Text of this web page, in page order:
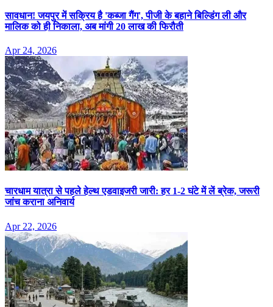
सावधान! जयपुर में सक्रिय है 'कब्जा गैंग', पीजी के बहाने बिल्डिंग ली और
मालिक को ही निकाला, अब मांगी 20 लाख की फिरौती
Apr 24, 2026
चारधाम यात्रा से पहले हेल्थ एडवाइजरी जारी: हर 1-2 घंटे में लें ब्रेक, जरूरी
जांच कराना अनिवार्य
Apr 22, 2026